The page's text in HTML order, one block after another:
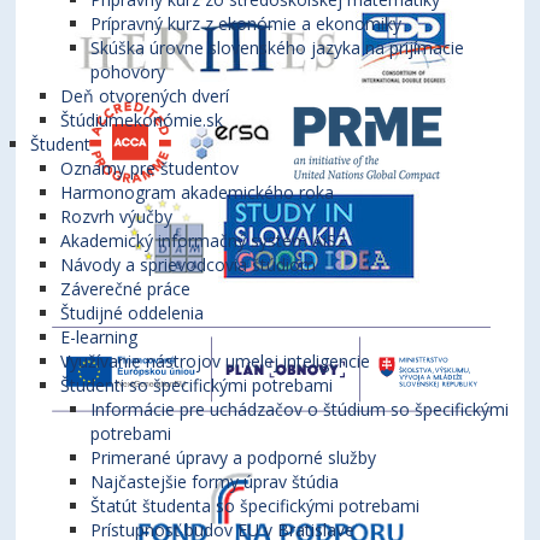
Prípravný kurz z ekonómie a ekonomiky
Skúška úrovne slovenského jazyka na prijímacie
pohovory
Deň otvorených dverí
Štúdiumekonómie.sk
Študent
Oznamy pre študentov
Harmonogram akademického roka
Rozvrh výučby
Akademický informačný systém AiS2
Návody a sprievodcovia štúdiom
Záverečné práce
Študijné oddelenia
E-learning
Využívanie nástrojov umelej inteligencie
Študenti so špecifickými potrebami
Informácie pre uchádzačov o štúdium so špecifickými
potrebami
Primerané úpravy a podporné služby
Najčastejšie formy úprav štúdia
Štatút študenta so špecifickými potrebami
Prístupnosť budov EU v Bratislave